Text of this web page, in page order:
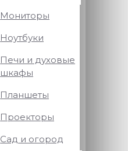
Мониторы
Ноутбуки
Печи и духовые
шкафы
Планшеты
Проекторы
Сад и огород